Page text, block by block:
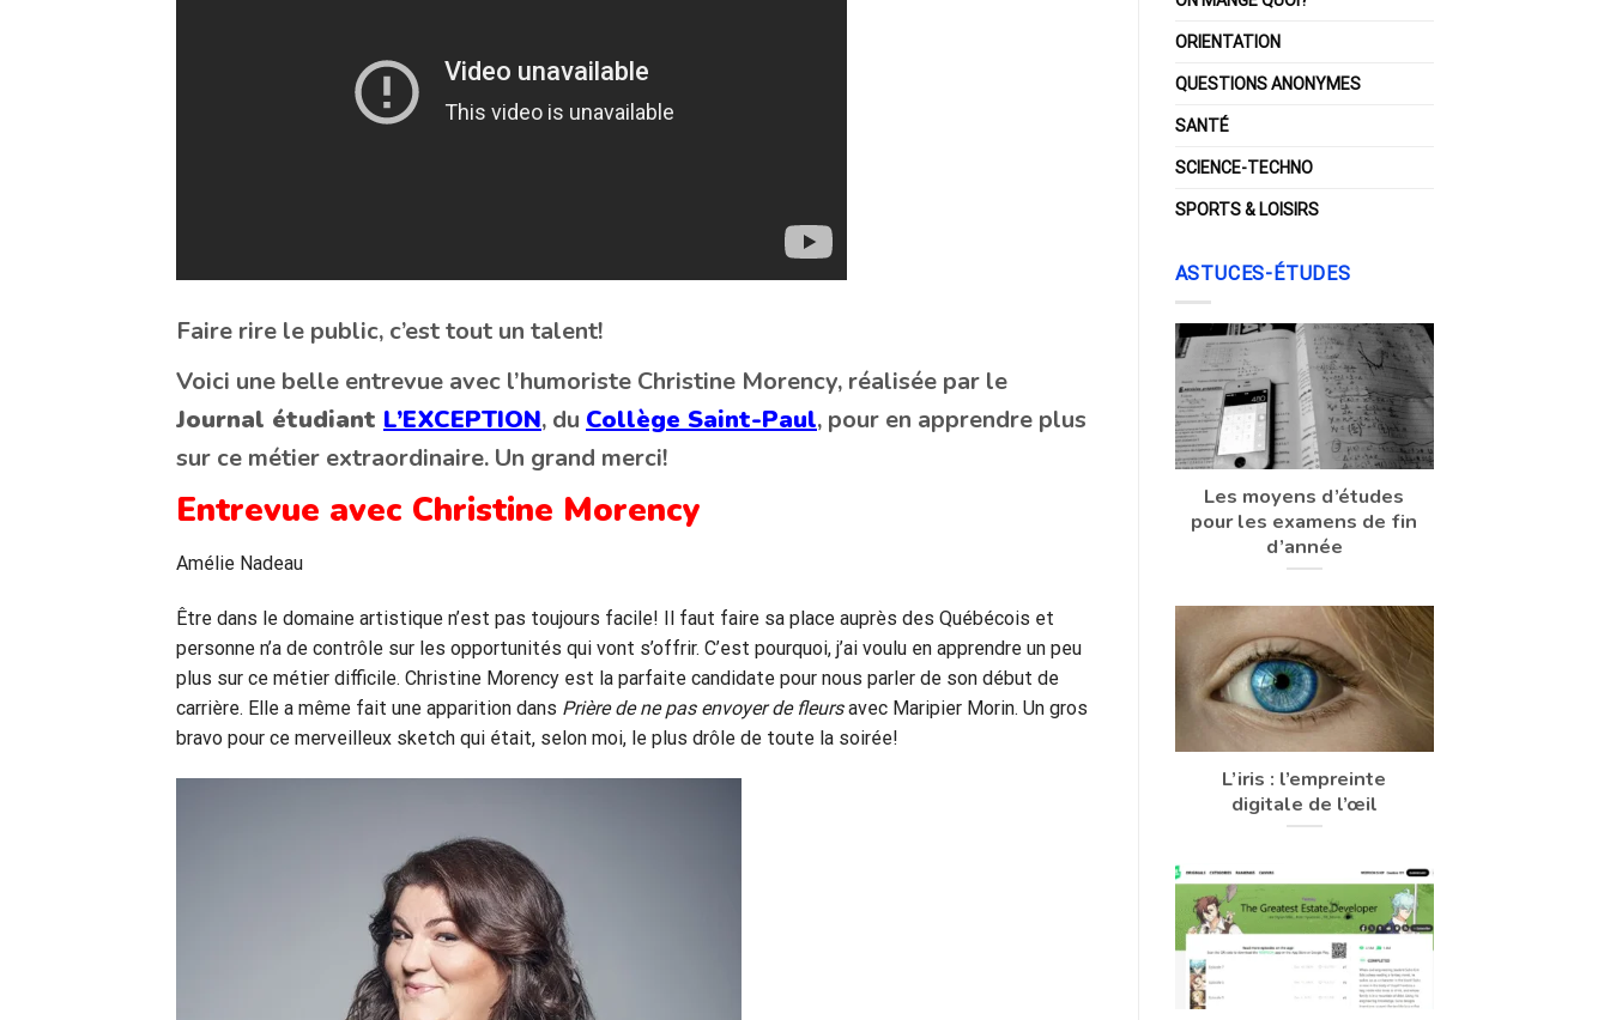
Faire rire le public, c’est tout un talent!
Voici une belle entrevue avec l’humoriste Christine Morency, réalisée par le
Journal étudiant L’EXCEPTION, du Collège Saint-Paul, pour en apprendre plus
sur ce métier extraordinaire. Un grand merci!
Entrevue avec Christine Morency
Amélie Nadeau
Être dans le domaine artistique n’est pas toujours facile! Il faut faire sa place auprès des Québécois et
personne n’a de contrôle sur les opportunités qui vont s’offrir. C’est pourquoi, j’ai voulu en apprendre un peu
plus sur ce métier difficile. Christine Morency est la parfaite candidate pour nous parler de son début de
carrière. Elle a même fait une apparition dans Prière de ne pas envoyer de fleursavec Maripier Morin. Un gros
bravo pour ce merveilleux sketch qui était, selon moi, le plus drôle de toute la soirée!
ORIENTATION
QUESTIONS ANONYMES
SANTÉ
SCIENCE-TECHNO
SPORTS & LOISIRS
ASTUCES-ÉTUDES
Les moyens d’études
pour les examens de fin
d’année
L’iris : l’empreinte
digitale de l’œil